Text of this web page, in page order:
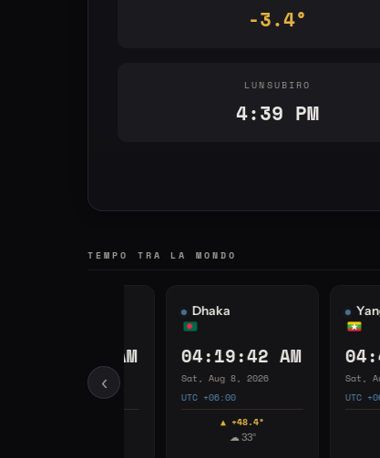
-3.4°
LUNSUBIRO
4:39 PM
TEMPO TRA LA MONDO
‹
Ho Chi Minh City
05:19:43 AM
Sat, Aug 8, 2026
UTC +07:00
▲ +57.6°
Shanghai
Sat, Aug 8,
UTC +08:00
▲